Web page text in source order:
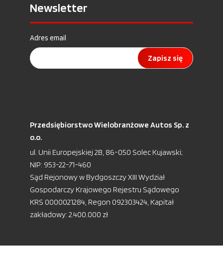
Newsletter
Adres email
Zapisz się
Przedsiębiorstwo Wielobranżowe Autos Sp. z
o.o.
ul. Unii Europejskiej 2B, 86-050 Solec Kujawski;
NIP: 953-22-71-460
Sąd Rejonowy w Bydgoszczy XIII Wydział
Gospodarczy Krajowego Rejestru Sądowego
KRS 0000021284, Regon 092303424, Kapitał
zakładowy: 2.400.000 zł